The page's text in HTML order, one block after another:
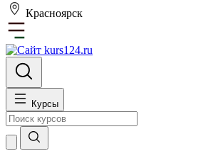
Красноярск
Курсы